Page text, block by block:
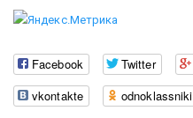
Facebook Twitter
vkontakte
odnoklassniki